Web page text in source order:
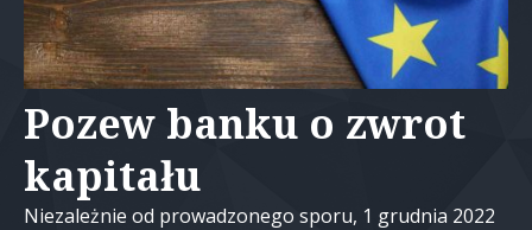
Pozew banku o zwrot
kapitału
Niezależnie od prowadzonego sporu, 1 grudnia 2022